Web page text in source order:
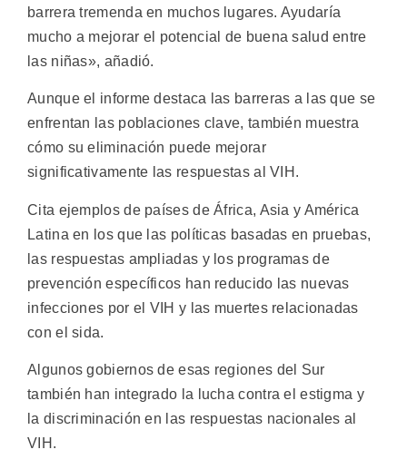
barrera tremenda en muchos lugares. Ayudaría
mucho a mejorar el potencial de buena salud entre
las niñas», añadió.
Aunque el informe destaca las barreras a las que se
enfrentan las poblaciones clave, también muestra
cómo su eliminación puede mejorar
significativamente las respuestas al VIH.
Cita ejemplos de países de África, Asia y América
Latina en los que las políticas basadas en pruebas,
las respuestas ampliadas y los programas de
prevención específicos han reducido las nuevas
infecciones por el VIH y las muertes relacionadas
con el sida.
Algunos gobiernos de esas regiones del Sur
también han integrado la lucha contra el estigma y
la discriminación en las respuestas nacionales al
VIH.